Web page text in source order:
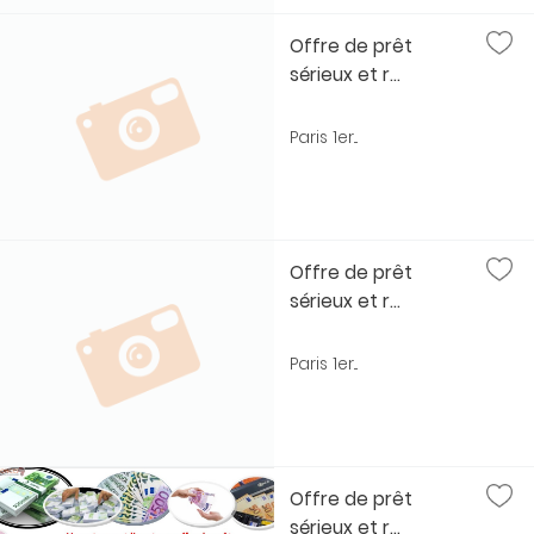
Offre de prêt
sérieux et r...
Paris 1er...
Offre de prêt
sérieux et r...
Paris 1er...
Offre de prêt
sérieux et r...